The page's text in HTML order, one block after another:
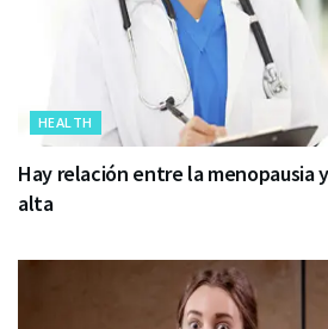
HEALTH
Hay relación entre la menopausia
alta